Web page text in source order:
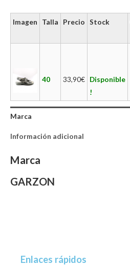
Imagen Talla Precio Stock
40 33,90€ Disponible
!
Marca
Información adicional
Marca
GARZON
Enlaces rápidos